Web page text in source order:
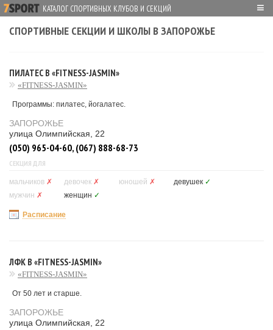
КАТАЛОГ СПОРТИВНЫХ КЛУБОВ И СЕКЦИЙ ≡
СПОРТИВНЫЕ СЕКЦИИ И ШКОЛЫ В ЗАПОРОЖЬЕ
ПИЛАТЕС В «FITNESS-JASMIN»
«FITNESS-JASMIN»
Программы: пилатес, йогалатес.
ЗАПОРОЖЬЕ
улица Олимпийская, 22
(050) 965-04-60, (067) 888-68-73
СЕКЦИЯ ДЛЯ
мальчиков ✗ девочек ✗ юношей ✗ девушек ✓
мужчин ✗ женщин ✓
Расписание
ЛФК В «FITNESS-JASMIN»
«FITNESS-JASMIN»
От 50 лет и старше.
ЗАПОРОЖЬЕ
улица Олимпийская, 22